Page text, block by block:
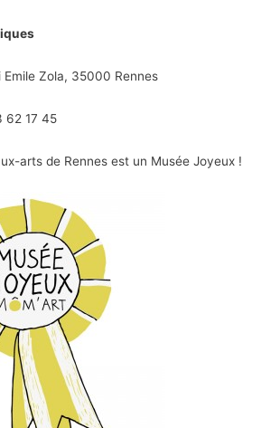
Emile Zola, 35000 Rennes
62 17 45
arts de Rennes est un Musée Joyeux !